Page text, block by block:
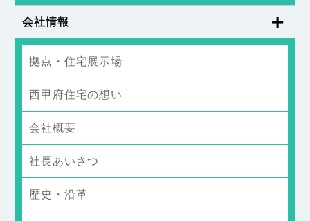
会社情報
拠点・住宅展示場
西甲府住宅の想い
会社概要
社長あいさつ
歴史・沿革